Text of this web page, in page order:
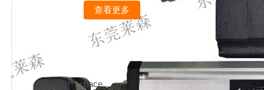
查看更多
space